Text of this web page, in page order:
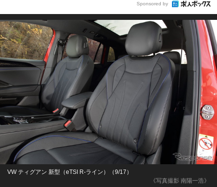
Sponsored by
《写真撮影 南陽一浩》
VW ティグアン 新型（eTSI R-ライン）（9/17）